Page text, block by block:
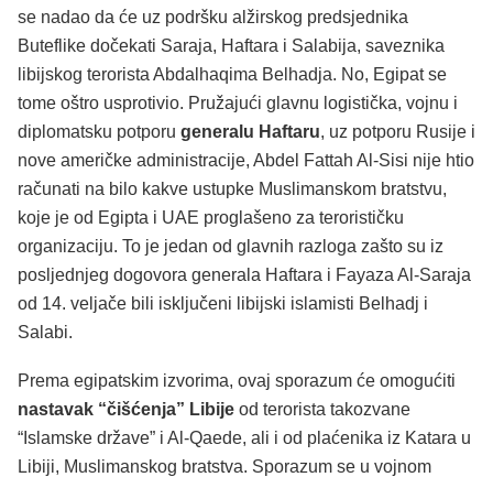
se nadao da će uz podršku alžirskog predsjednika
Buteflike dočekati Saraja, Haftara i Salabija, saveznika
libijskog terorista Abdalhaqima Belhadja. No, Egipat se
tome oštro usprotivio. Pružajući glavnu logistička, vojnu i
diplomatsku potporu generalu Haftaru, uz potporu Rusije i
nove američke administracije, Abdel Fattah Al-Sisi nije htio
računati na bilo kakve ustupke Muslimanskom bratstvu,
koje je od Egipta i UAE proglašeno za terorističku
organizaciju. To je jedan od glavnih razloga zašto su iz
posljednjeg dogovora generala Haftara i Fayaza Al-Saraja
od 14. veljače bili isključeni libijski islamisti Belhadj i
Salabi.
Prema egipatskim izvorima, ovaj sporazum će omogućiti
nastavak “čišćenja” Libije od terorista takozvane
“Islamske države” i Al-Qaede, ali i od plaćenika iz Katara u
Libiji, Muslimanskog bratstva. Sporazum se u vojnom